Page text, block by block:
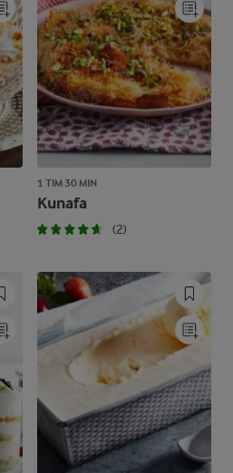
1 TIM 30 MIN
Kunafa
(2)